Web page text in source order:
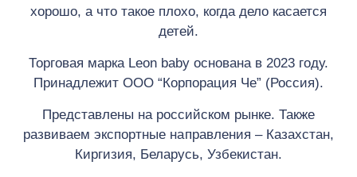
хорошо, а что такое плохо, когда дело касается
детей.
Торговая марка Leon baby основана в 2023 году.
Принадлежит ООО “Корпорация Че” (Россия).
Представлены на российском рынке. Также
развиваем экспортные направления – Казахстан,
Киргизия, Беларусь, Узбекистан.